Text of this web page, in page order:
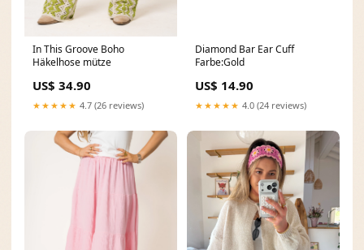
In This Groove Boho
Häkelhose mütze
US$ 34.90
★★★★★ 4.7 (26 reviews)
Diamond Bar Ear Cuff
Farbe:Gold
US$ 14.90
★★★★★ 4.0 (24 reviews)